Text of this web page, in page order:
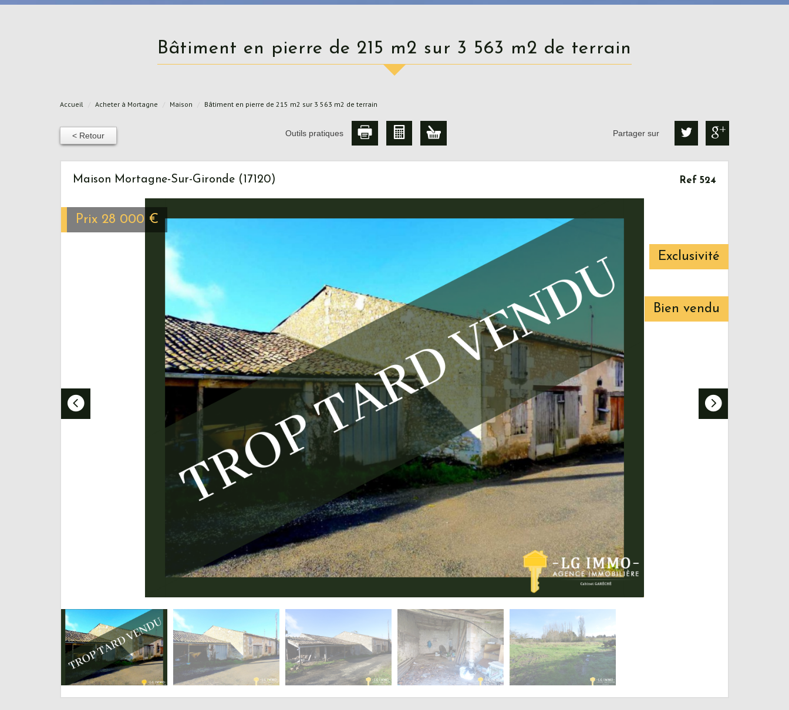
Bâtiment en pierre de 215 m2 sur 3 563 m2 de terrain
Accueil Acheter à Mortagne Maison Bâtiment en pierre de 215 m2 sur 3 563 m2 de terrain
< Retour Outils pratiques Partager sur
Bien vendu
Exclusivité
Maison Mortagne-Sur-Gironde (17120) Ref 524
Prix 28 000 €